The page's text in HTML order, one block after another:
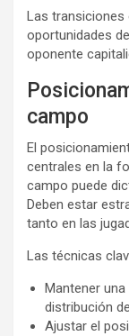
Las transiciones
oportunidades
oponente
campo
El
centrales en la
campo puede
Deben estar
tanto en las
Las técnicas
Mantener
distribución
Ajustar el